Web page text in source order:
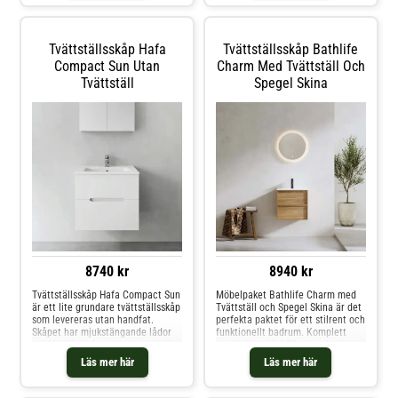
Tvättställsskåp Hafa
Compact Sun Utan
Tvättställ
8740 kr
Läs mer här
Tvättställsskåp Hafa Compact Sun
är ett lite grundare tvättställsskåp
som levereras utan handfat.
Skåpet har mjukstängande lådor
med insida i elegant antracit eller
vitt beroende av färg på möbeln,
lådmattor och lådinredning av
bambu. Lådorna har fullutdrag
Tvättställsskåp Bathlife
Charm Med Tvättställ Och
Spegel Skina
8940 kr
Läs mer här
Möbelpaket Bathlife Charm med
Tvättställ och Spegel Skina är det
perfekta paktet för ett stilrent och
funktionellt badrum. Komplett
med tvättställ, LED-spegel och
smart förvaring. Välj mellan olika